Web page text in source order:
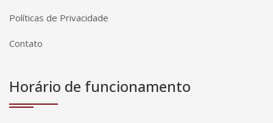
Políticas de Privacidade
Contato
Horário de funcionamento